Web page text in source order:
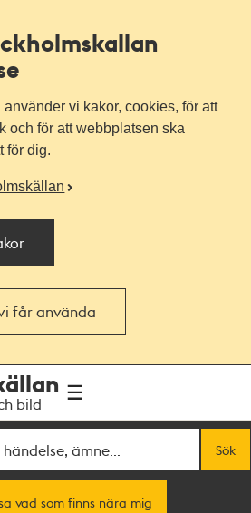
vi kakor, cookies, för att
och för att webbplatsen ska
för dig.
får använda
bild
Sök
vad som finns nära mig